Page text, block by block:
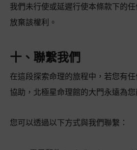
我們未行使或延遲行使本條款下的
放棄該權利。
十、聯繫我們
在這段探索命理的旅程中，若您有
協助，北極星命理館的大門永遠為您
您可以透過以下方式與我們聯繫：